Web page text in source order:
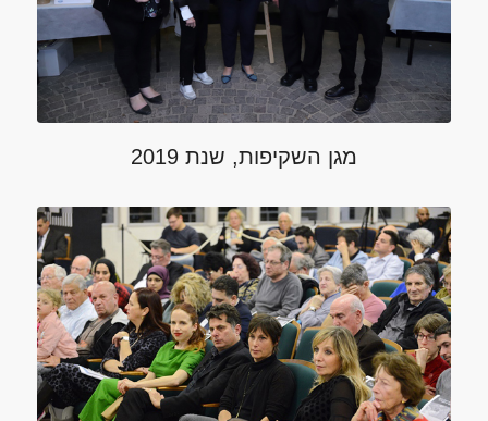
מגן השקיפות, שנת 2019